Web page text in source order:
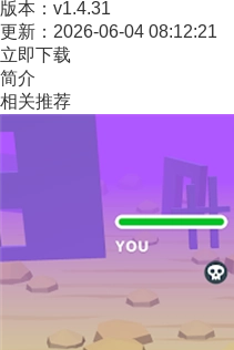
版本： v1.4.31
更新： 2026-06-04 08:12:21
立即下载
简介
相关推荐